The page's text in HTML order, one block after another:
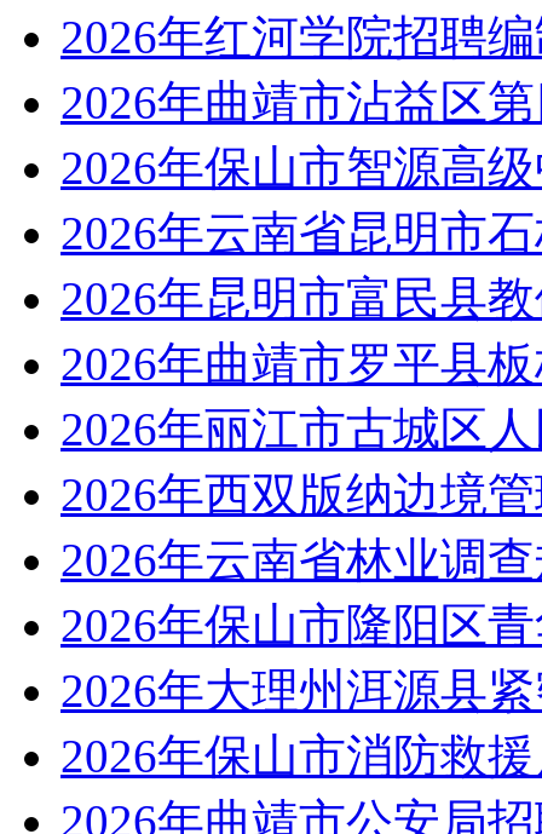
2026年红河学院招聘
2026年曲靖市沾益区
2026年保山市智源高
2026年云南省昆明市
2026年昆明市富民县
2026年曲靖市罗平县
2026年丽江市古城区
2026年西双版纳边境
2026年云南省林业调
2026年保山市隆阳区
2026年大理州洱源县
2026年保山市消防救
2026年曲靖市公安局